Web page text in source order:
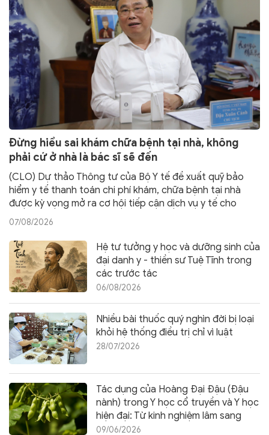
Đừng hiểu sai khám chữa bệnh tại nhà, không
phải cứ ở nhà là bác sĩ sẽ đến
(CLO) Dự thảo Thông tư của Bộ Y tế đề xuất quỹ bảo
hiểm y tế thanh toán chi phí khám, chữa bệnh tại nhà
được kỳ vọng mở ra cơ hội tiếp cận dịch vụ y tế cho
người cao tuổi, người khuyết tật và bệnh nhân mắc bệnh
mạn tính.
07/08/2026
Hệ tư tưởng y học và dưỡng sinh của
đại danh y - thiền sư Tuệ Tĩnh trong
các trước tác
06/08/2026
Nhiều bài thuốc quý nghìn đời bị loại
khỏi hệ thống điều trị chỉ vì luật
28/07/2026
Tác dụng của Hoàng Đại Đậu (Đậu
nành) trong Y học cổ truyền và Y học
hiện đại: Từ kinh nghiệm lâm sang
đến bằng chứng khoa học
09/06/2026